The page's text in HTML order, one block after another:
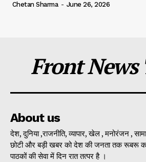
Chetan Sharma - June 26, 2026
Front News
About us
देश, दुनिया ,राजनीति, व्यापार, खेल , मनोरंजन ,
छोटी और बड़ी खबर को देश की जनता तक रूबरू
पाठकों की सेवा में दिन रात तत्पर है ।